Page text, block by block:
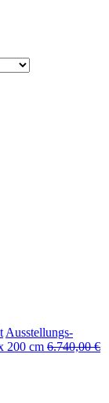
Ausstellungs-
200 cm 6.740,00€